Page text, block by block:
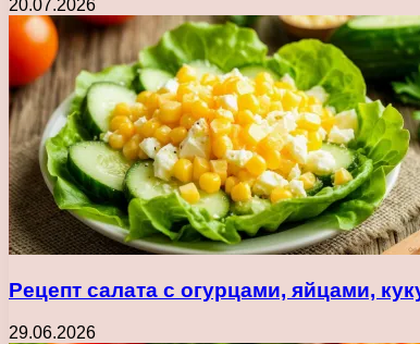
20.07.2026
Рецепт салата с огурцами, яйцами,
29.06.2026